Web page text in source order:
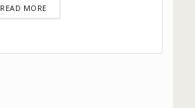
READ MOREDETAILS